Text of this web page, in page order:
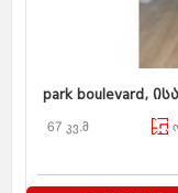
park boulevard,
67 კვ.მ